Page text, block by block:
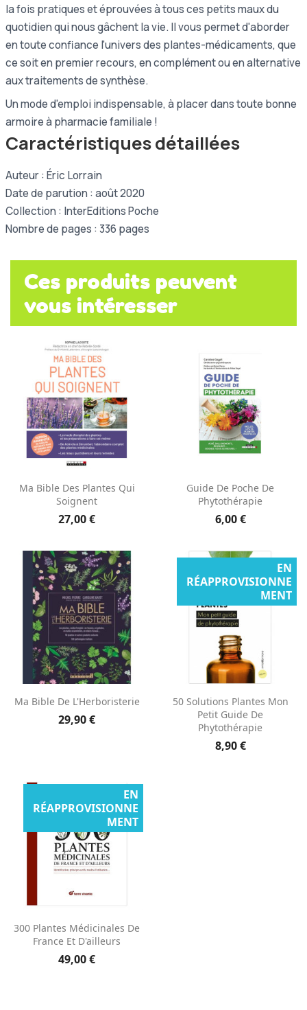
la fois pratiques et éprouvées à tous ces petits maux du
quotidien qui nous gâchent la vie. Il vous permet d'aborder
en toute confiance l'univers des plantes-médicaments, que
ce soit en premier recours, en complément ou en alternative
aux traitements de synthèse.
Un mode d'emploi indispensable, à placer dans toute bonne
armoire à pharmacie familiale !
Caractéristiques détaillées
Auteur : Éric Lorrain
Date de parution : août 2020
Collection : InterEditions Poche
Nombre de pages : 336 pages
Ces produits peuvent
vous intéresser
Ma Bible Des Plantes Qui
Soignent
27,00 €
Guide De Poche De
Phytothérapie
6,00 €
Ma Bible De L'Herboristerie
29,90 €
50 Solutions Plantes Mon
Petit Guide De
Phytothérapie
8,90 €
EN
RÉAPPROVISIONNE
MENT
300 Plantes Médicinales De
France Et D'ailleurs
49,00 €
EN
RÉAPPROVISIONNE
MENT